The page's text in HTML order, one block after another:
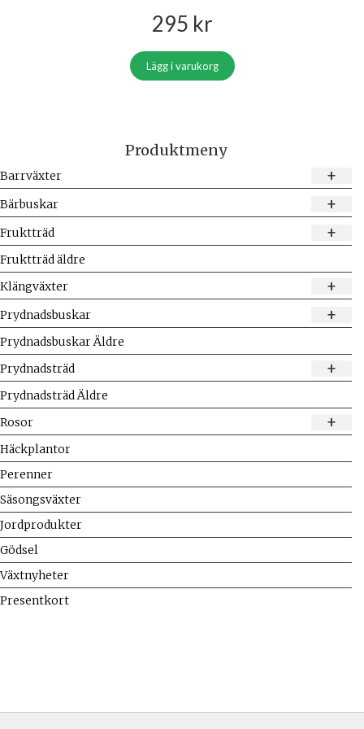
295 kr
Lägg i varukorg
Produktmeny
+
Barrväxter
+
Bärbuskar
+
Fruktträd
Fruktträd äldre
+
Klängväxter
+
Prydnadsbuskar
Prydnadsbuskar Äldre
+
Prydnadsträd
Prydnadsträd Äldre
+
Rosor
Häckplantor
Perenner
Säsongsväxter
Jordprodukter
Gödsel
Växtnyheter
Presentkort